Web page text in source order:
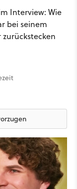
Interview: Wie
bei seinem